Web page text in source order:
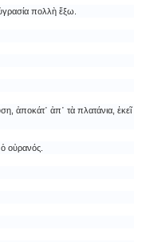
πολλὴ ἔξω.
ἀποκάτ᾿ ἀπ᾿ τὰ πλατάνια, ἐκεῖ
οὐρανός.